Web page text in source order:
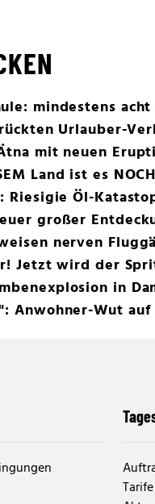
mindestens
Urlauber-
mit neuen
Land ist es
Riesigie Öl-
großer
nerven
Jetzt wird der
in
Anwohner-Wut